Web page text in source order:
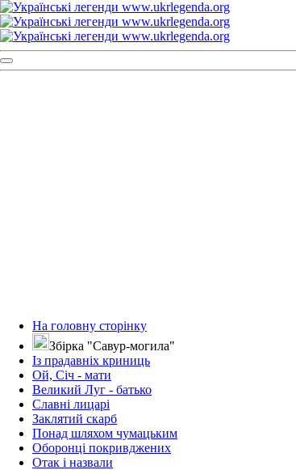
На головну сторінку
Збірка "Савур-могила"
Із прадавніх криниць
Ой, Січ - мати
Великий Луг - батько
Славні лицарі
Заклятий скарб
Понад шляхом чумацьким
Оборонці покривджених
Отак і назвали